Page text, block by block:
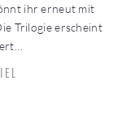
ihr erneut mit
Trilogie erscheint